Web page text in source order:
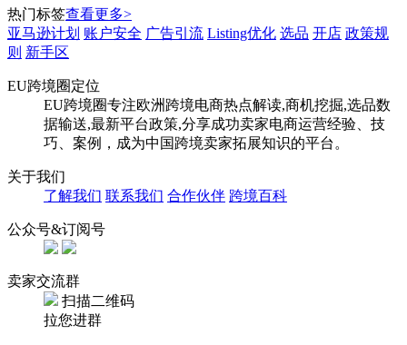
热门标签查看更多>
亚马逊计划 账户安全 广告引流 Listing优化 选品 开店 政策规
则 新手区
EU跨境圈定位
EU跨境圈专注欧洲跨境电商热点解读,商机挖掘,选品数
据输送,最新平台政策,分享成功卖家电商运营经验、技
巧、案例，成为中国跨境卖家拓展知识的平台。
关于我们
了解我们 联系我们 合作伙伴 跨境百科
公众号&订阅号
卖家交流群
扫描二维码
拉您进群